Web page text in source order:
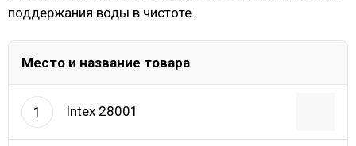
поддержания воды в чистоте.
Место и название товара
1 Intex 28001